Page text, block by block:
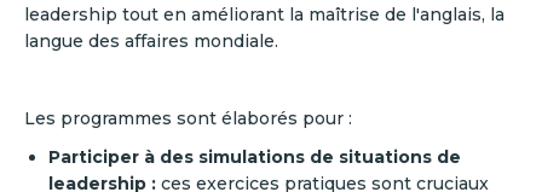
leadership tout en améliorant la maîtrise de l'anglais, la
langue des affaires mondiale.
Les programmes sont élaborés pour :
Participer à des simulations de situations de
leadership : ces exercices pratiques sont cruciaux